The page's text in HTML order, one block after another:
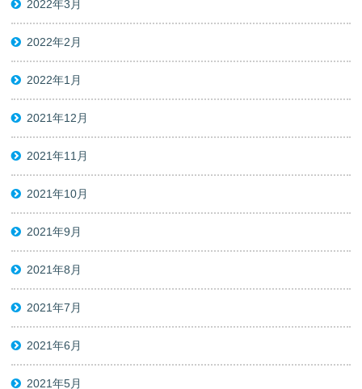
2022年3月
2022年2月
2022年1月
2021年12月
2021年11月
2021年10月
2021年9月
2021年8月
2021年7月
2021年6月
2021年5月